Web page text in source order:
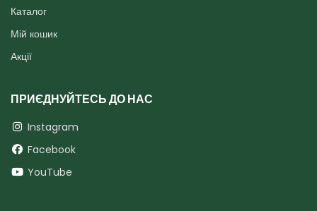
Каталог
Мій кошик
Акції
ПРИЄДНУЙТЕСЬ ДО НАС
Instagram
Facebook
YouTube